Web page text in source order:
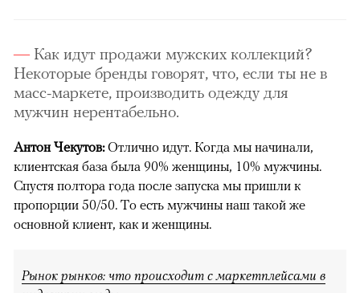
Как идут продажи мужских коллекций?
Некоторые бренды говорят, что, если ты не в
масс-маркете, производить одежду для
мужчин нерентабельно.
Антон Чекутов:Отлично идут. Когда мы начинали,
клиентская база была 90% женщины, 10% мужчины.
Спустя полтора года после запуска мы пришли к
пропорции 50/50. То есть мужчины наш такой же
основной клиент, как и женщины.
Рынок рынков: что происходит с маркетплейсами в